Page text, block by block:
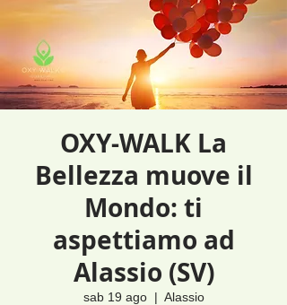
OXY-WALK La
Bellezza muove il
Mondo: ti
aspettiamo ad
Alassio (SV)
sab 19 ago
  |
Alassio